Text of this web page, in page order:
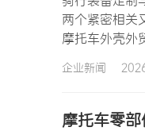
两个紧密相关
摩托车外壳外
性表达需求。
企业新闻
摩托车零